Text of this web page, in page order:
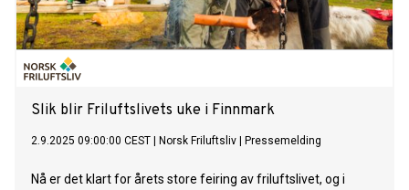
Slik blir Friluftslivets uke i Finnmark
2.9.2025 09:00:00 CEST Norsk Friluftsliv Pressemelding
Nå er det klart for årets store feiring av friluftslivet, og i